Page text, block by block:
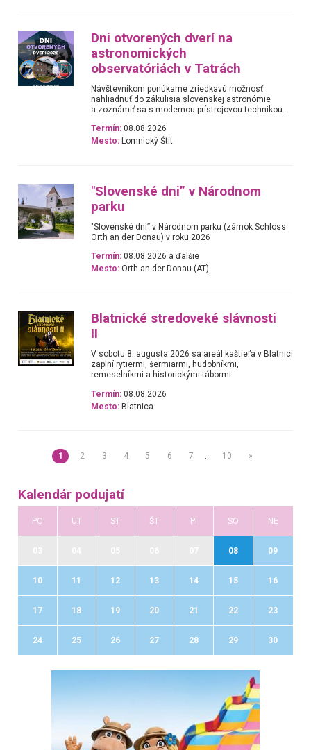
Dni otvorených dverí na
astronomických
observatóriách v Tatrách
Návštevníkom ponúkame zriedkavú možnosť
nahliadnuť do zákulisia slovenskej astronómie
a zoznámiť sa s modernou prístrojovou technikou.
Termín: 08.08.2026
Mesto: Lomnický Štít
"Slovenské dni” v Národnom
parku
"Slovenské dni” v Národnom parku (zámok Schloss
Orth an der Donau) v roku 2026
Termín: 08.08.2026 a ďalšie
Mesto: Orth an der Donau (AT)
Blatnické stredoveké slávnosti
II
V sobotu 8. augusta 2026 sa areál kaštieľa v Blatnici
zaplní rytiermi, šermiarmi, hudobníkmi,
remeselníkmi a historickými tábormi.
Termín: 08.08.2026
Mesto: Blatnica
1 2 3 4 5 6 7 … 10 »
Kalendár podujatí
PO UT ST ŠT PI SO NE
08 09
10 11 12 13 14 15 16
17 18 19 20 21 22 23
24 25 26 27 28 29 30